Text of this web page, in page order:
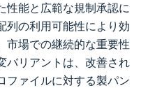
性能と広範な規制承認に
列の利用可能性により効
市場での継続的な重要性
バリアントは、改善され
ファイルに対する製パン